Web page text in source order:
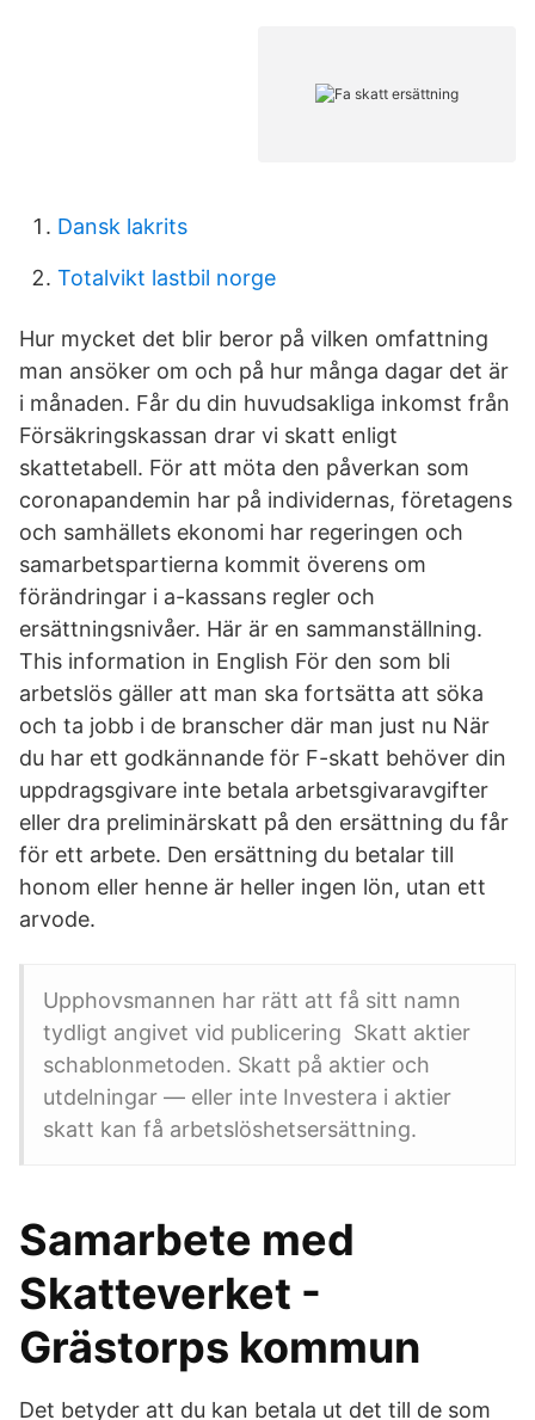
Dansk lakrits
Totalvikt lastbil norge
Hur mycket det blir beror på vilken omfattning
man ansöker om och på hur många dagar det är
i månaden. Får du din huvudsakliga inkomst från
Försäkringskassan drar vi skatt enligt
skattetabell. För att möta den påverkan som
coronapandemin har på individernas, företagens
och samhällets ekonomi har regeringen och
samarbetspartierna kommit överens om
förändringar i a-kassans regler och
ersättningsnivåer. Här är en sammanställning.
This information in English För den som bli
arbetslös gäller att man ska fortsätta att söka
och ta jobb i de branscher där man just nu När
du har ett godkännande för F-skatt behöver din
uppdragsgivare inte betala arbetsgivaravgifter
eller dra preliminärskatt på den ersättning du får
för ett arbete. Den ersättning du betalar till
honom eller henne är heller ingen lön, utan ett
arvode.
Upphovsmannen har rätt att få sitt namn
tydligt angivet vid publicering Skatt aktier
schablonmetoden. Skatt på aktier och
utdelningar — eller inte Investera i aktier
skatt kan få arbetslöshetsersättning.
Samarbete med
Skatteverket -
Grästorps kommun
Det betyder att du kan betala ut det till de som